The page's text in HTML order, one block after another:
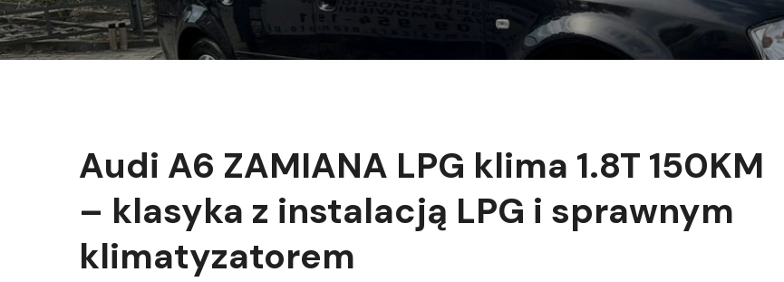
Audi A6 ZAMIANA LPG klima 1.8T 150KM
– klasyka z instalacją LPG i sprawnym
klimatyzatorem